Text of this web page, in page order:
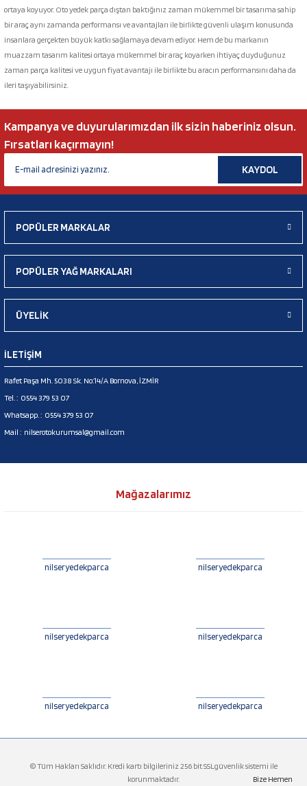
ortaya koyuyor. Oto yedek parça dıştan baktığınız zaman mükemmel bir tasarıma sahip
bir araç aynı zamanda performansı ve avantajları ile birlikte güvenli ulaşım konusunda
insanlara gerçekten büyük katkı sağlamaya devam ediyor. Hem de bu markanın
muazzam tasarım kalitesi ortaya mükemmel bir araç koyarken ihtiyaç duyduğunuz
zaman parça kalitesi ve uygun fiyat avantajı ile birlikte bu aracın performansını daha da
ileri taşıyabilirsiniz.
Kampanya ve duyurularımızdan ilk sizin haberiniz olsun.
Fırsatları kaçırmayın!
KAYDOL
POPÜLER MARKALAR
POPÜLER YAĞ MARKALARI
ÜYELİK
İLETİŞİM
Rafet Paşa Mh. 5038 Sk. No:14/A Bornova, İZMİR
Tel. : 0554 379 53 07
Whatsapp. : 0554 379 53 07
Mail : nilserotokurumsal@gmail.com
Mağazalarımız
nilseryedekparca nilseryedekparca
nilseryedekparca nilseryedekparca
nilseryedekparca nilseryedekparca
© Tüm Hakları Saklıdır. Kredi kartı bilgileriniz 256 bit SSLgüvenlik sistemi ile
korunmaktadır.
Bize Hemen